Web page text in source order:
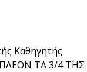
Καθηγητής
ΠΛΕΟΝ ΤΑ 3/4 ΤΗΣ